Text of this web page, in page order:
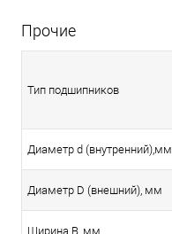
Прочие
Тип подшипников
Диаметр d (внутренний),мм
Диаметр D (внешний), мм
Ширина B, мм